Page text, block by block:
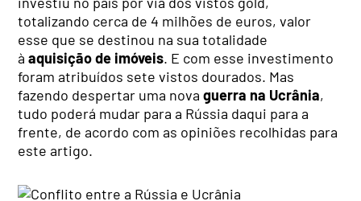
totalizando cerca de 4 milhões de euros, valor
esse que se destinou na sua totalidade
àaquisição de imóveis. E com esse investimento
foram atribuídos sete vistos dourados. Mas
fazendo despertar uma novaguerra na Ucrânia,
tudo poderá mudar para a Rússia daqui para a
frente, de acordo com as opiniões recolhidas para
este artigo.